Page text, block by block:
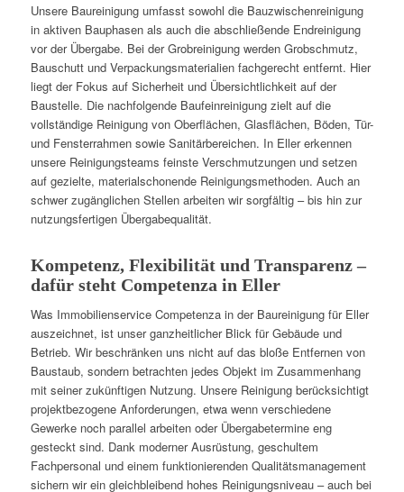
Unsere Baureinigung umfasst sowohl die Bauzwischenreinigung
in aktiven Bauphasen als auch die abschließende Endreinigung
vor der Übergabe. Bei der Grobreinigung werden Grobschmutz,
Bauschutt und Verpackungsmaterialien fachgerecht entfernt. Hier
liegt der Fokus auf Sicherheit und Übersichtlichkeit auf der
Baustelle. Die nachfolgende Baufeinreinigung zielt auf die
vollständige Reinigung von Oberflächen, Glasflächen, Böden, Tür-
und Fensterrahmen sowie Sanitärbereichen. In Eller erkennen
unsere Reinigungsteams feinste Verschmutzungen und setzen
auf gezielte, materialschonende Reinigungsmethoden. Auch an
schwer zugänglichen Stellen arbeiten wir sorgfältig – bis hin zur
nutzungsfertigen Übergabequalität.
Kompetenz, Flexibilität und Transparenz –
dafür steht Competenza in Eller
Was Immobilienservice Competenza in der Baureinigung für Eller
auszeichnet, ist unser ganzheitlicher Blick für Gebäude und
Betrieb. Wir beschränken uns nicht auf das bloße Entfernen von
Baustaub, sondern betrachten jedes Objekt im Zusammenhang
mit seiner zukünftigen Nutzung. Unsere Reinigung berücksichtigt
projektbezogene Anforderungen, etwa wenn verschiedene
Gewerke noch parallel arbeiten oder Übergabetermine eng
gesteckt sind. Dank moderner Ausrüstung, geschultem
Fachpersonal und einem funktionierenden Qualitätsmanagement
sichern wir ein gleichbleibend hohes Reinigungsniveau – auch bei